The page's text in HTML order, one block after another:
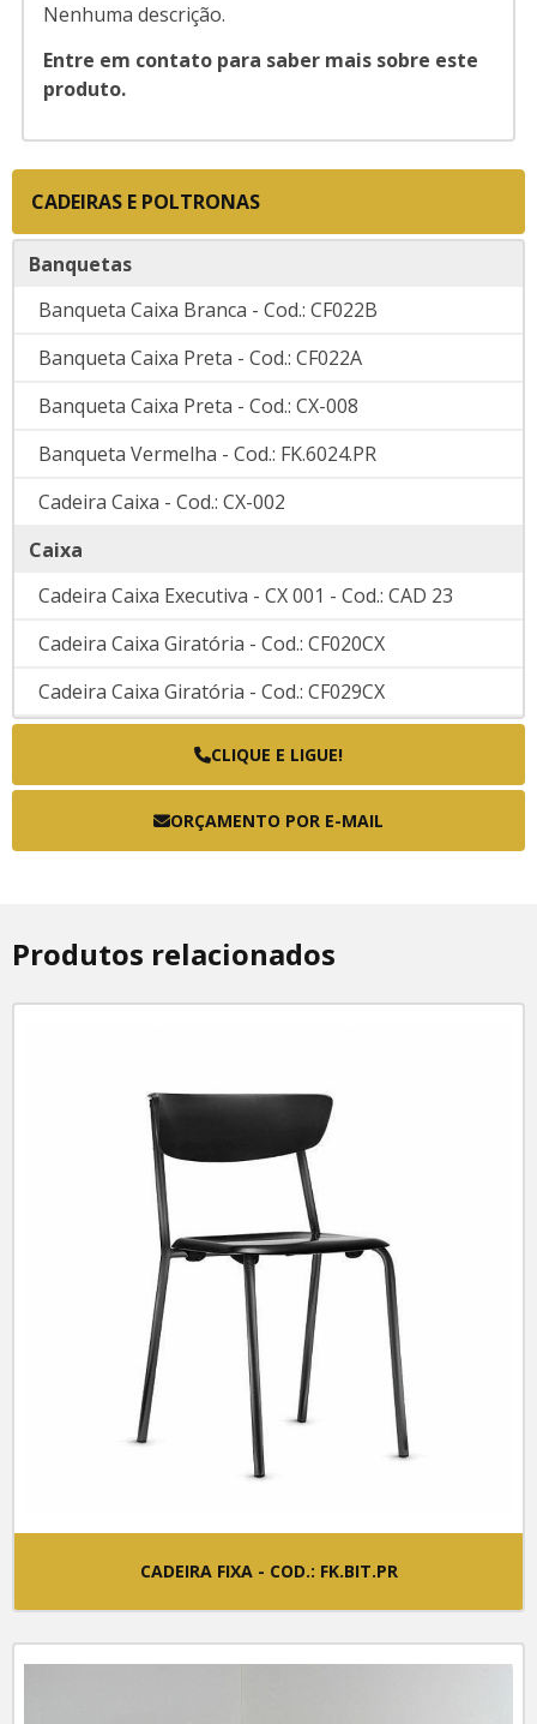
Nenhuma descrição.
Entre em contato para saber mais sobre este
produto.
CADEIRAS E POLTRONAS
Banquetas
Banqueta Caixa Branca - Cod.: CF022B
Banqueta Caixa Preta - Cod.: CF022A
Banqueta Caixa Preta - Cod.: CX-008
Banqueta Vermelha - Cod.: FK.6024.PR
Cadeira Caixa - Cod.: CX-002
Caixa
Cadeira Caixa Executiva - CX 001 - Cod.: CAD 23
Cadeira Caixa Giratória - Cod.: CF020CX
Cadeira Caixa Giratória - Cod.: CF029CX
Cadeira Caixa Giratória - Cod.: CF090CX
Diretor
Poltrana Diretor - Cod.: FK.TIME.PR
Poltrona Presidente - Cod.: CF085BC.CR
Poltrona Presidente - Cod.: CF115BC.PR
Poltrona Presidente - Cod.: CF215.CR
Poltrona Presidente - Cod.: CF415.BC.PR
Poltrona Presidente - Cod.: CF705.BCH.PR
Universitárias
Cadeira Universitária - Cod.: CF090SKIUNI
CLIQUE E LIGUE!
ORÇAMENTO POR E-MAIL
Produtos relacionados
CADEIRA FIXA - COD.: FK.BIT.PR